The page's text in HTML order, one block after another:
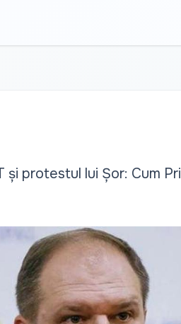
și protestul lui Șor: Cum